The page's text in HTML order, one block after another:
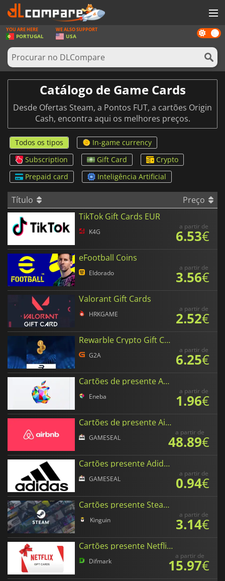
JOGOS
GAME CARDS
SOFTWARE
HARDWARE
ENTRAR OU REGISTAR
Dark
mode
YOU ARE HERE
PORTUGAL
WE ALSO SUPPORT
USA
Catálogo de Game Cards
Desde Ofertas Steam, a Pontos FUT, a cartões Origin
Cash, encontra aqui os melhores preços.
Todos os tipos
In-game currency
Subscription
Gift Card
Crypto
Prepaid card
Inteligência Artificial
Título
Preço
TikTok Gift Cards EUR
K4G
a partir de
6.53€
eFootball Coins
Eldorado
a partir de
3.56€
Valorant Gift Cards
HRKGAME
a partir de
2.52€
Rewarble Crypto Gift Cards EUR
G2A
a partir de
6.25€
Cartões de presente Apple em Euros
Eneba
a partir de
1.96€
Cartões de presente Airbnb em Euros
GAMESEAL
a partir de
48.89€
Cartões presente Adidas em Euros
GAMESEAL
a partir de
0.94€
Cartões presente Steam em Real Brasileiro
Kinguin
a partir de
3.14€
Cartões presente Netflix em Euros
Difmark
a partir de
15.97€